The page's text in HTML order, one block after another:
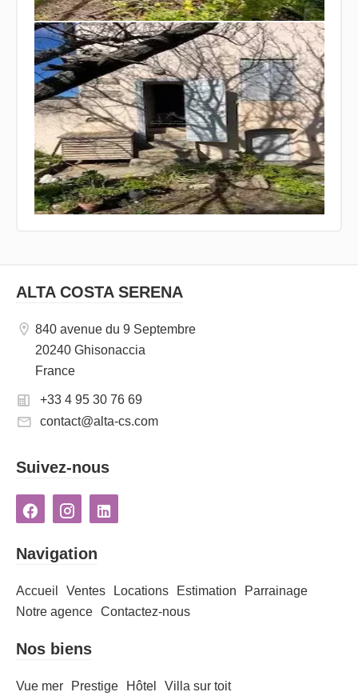
ALTA COSTA SERENA
840 avenue du 9 Septembre
20240 Ghisonaccia
France
+33 4 95 30 76 69
contact@alta-cs.com
Suivez-nous
Navigation
Accueil Ventes Locations Estimation
Parrainage
Notre agence Contactez-nous
Nos biens
Vue mer Prestige Hôtel Villa sur toit